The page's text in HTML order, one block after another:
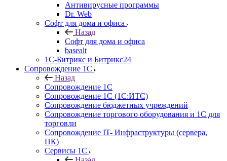
Антивирусные программы
Dr. Web
Софт для дома и офиса
Назад
Софт для дома и офиса
basealt
1С-Битрикс и Битрикс24
Сопровождение 1С
Назад
Сопровождение 1С
Сопровождение 1С (1С:ИТС)
Сопровождение бюджетных учреждений
Сопровождение торгового оборудования и 1С для
торговли
Сопровождение IT- Инфраструктуры (сервера,
ПК)
Сервисы 1С